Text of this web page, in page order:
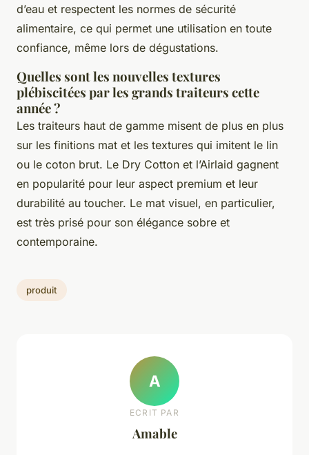
d’eau et respectent les normes de sécurité
alimentaire, ce qui permet une utilisation en toute
confiance, même lors de dégustations.
Quelles sont les nouvelles textures
plébiscitées par les grands traiteurs cette
année ?
Les traiteurs haut de gamme misent de plus en plus
sur les finitions mat et les textures qui imitent le lin
ou le coton brut. Le Dry Cotton et l’Airlaid gagnent
en popularité pour leur aspect premium et leur
durabilité au toucher. Le mat visuel, en particulier,
est très prisé pour son élégance sobre et
contemporaine.
produit
A
ECRIT PAR
Amable